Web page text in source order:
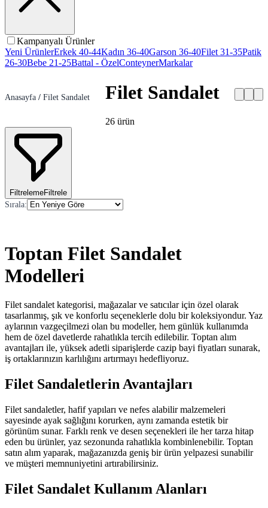
Kampanyalı Ürünler
Yeni ÜrünlerErkek 40-44Kadın 36-40Garson 36-40Filet 31-35Patik
26-30Bebe 21-25Battal - ÖzelConteynerMarkalar
Anasayfa / Filet Sandalet Filet Sandalet
26 ürün
FiltrelemeFiltrele
Sırala:
Toptan Filet Sandalet
Modelleri
Filet sandalet kategorisi, mağazalar ve satıcılar için özel olarak
tasarlanmış, şık ve konforlu seçeneklerle dolu bir koleksiyondur. Yaz
aylarının vazgeçilmezi olan bu modeller, hem günlük kullanımda
hem de özel davetlerde rahatlıkla tercih edilebilir. Toptan alım
avantajları ile, yüksek adetli siparişlerde cazip bayi fiyatları sunarak,
iş ortaklarınızın karlılığını artırmayı hedefliyoruz.
Filet Sandaletlerin Avantajları
Filet sandaletler, hafif yapıları ve nefes alabilir malzemeleri
sayesinde ayak sağlığını korurken, aynı zamanda estetik bir
görünüm sunar. Farklı renk ve desen seçenekleri ile her tarza hitap
eden bu ürünler, yaz sezonunda rahatlıkla kombinlenebilir. Toptan
satın alım yaparak, mağazanızda geniş bir ürün yelpazesi sunabilir
ve müşteri memnuniyetini artırabilirsiniz.
Filet Sandalet Kullanım Alanları